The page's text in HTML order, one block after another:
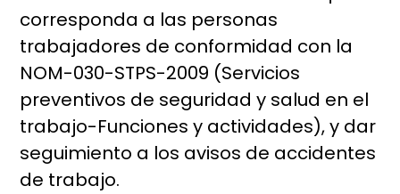
corresponda a las personas
trabajadores de conformidad con la
NOM-030-STPS-2009 (Servicios
preventivos de seguridad y salud en el
trabajo-Funciones y actividades), y dar
seguimiento a los avisos de accidentes
de trabajo.